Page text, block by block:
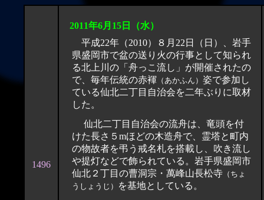
1496
2011年6月 15日（水）
平成22年（2010）８月22日（日）、岩手
県盛岡市で盆の送り火の行事として知られ
る北上川の「舟っこ流し」が開催されたの
で、毎年伝統の赤褌 （あかふん） 姿で参加し
ている仙北二丁目自治会を二年ぶりに取材
した。
けた長さ５mほどの木造舟で、霊塔と町内
の物故者を弔う戒名札を搭載し、吹き流し
や提灯などで飾られている。岩手県盛岡市
仙北２丁目の曹洞宗・萬峰山長松寺 （ちょ
うしょうじ）
を基地としている。